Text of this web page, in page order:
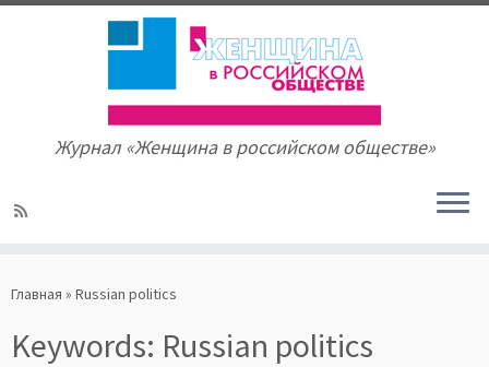
to
Журнал «Женщина в российском обществе»
Главная » Russian politics
Keywords: Russian politics